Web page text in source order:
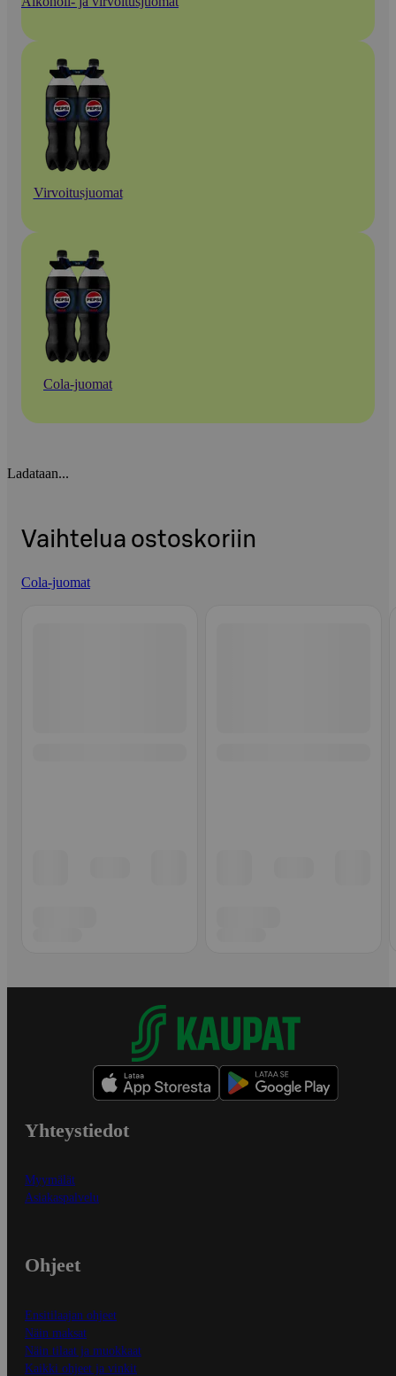
Virvoitusjuomat
Cola-juomat
Ladataan...
Vaihtelua ostoskoriin
Cola-juomat
Yhteystiedot
Myymälät
Asiakaspalvelu
Ohjeet
Ensitilaajan ohjeet
Näin maksat
Näin tilaat ja muokkaat
Kaikki ohjeet ja vinkit